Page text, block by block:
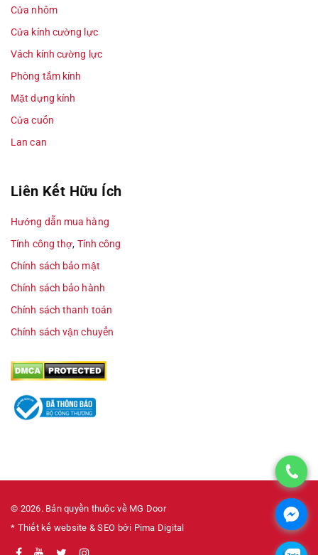
Cửa nhôm
Cửa kính cường lực
Vách kính cường lực
Phòng tắm kính
Mặt dựng kính
Cửa cuốn
Lan can
Liên Kết Hữu Ích
Hướng dẫn mua hàng
Tính công thợ, Tính công
Chính sách bảo mật
Chính sách bảo hành
Chính sách thanh toán
Chính sách vận chuyển
© 2026. Bản quyền thuộc về MG Door
* Thiết kế website & SEO bởi Pima Digital